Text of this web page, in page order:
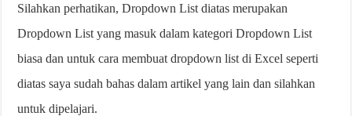
Silahkan perhatikan, Dropdown List diatas merupakan
Dropdown List yang masuk dalam kategori Dropdown List
biasa dan untuk cara membuat dropdown list di Excel seperti
diatas saya sudah bahas dalam artikel yang lain dan silahkan
untuk dipelajari.